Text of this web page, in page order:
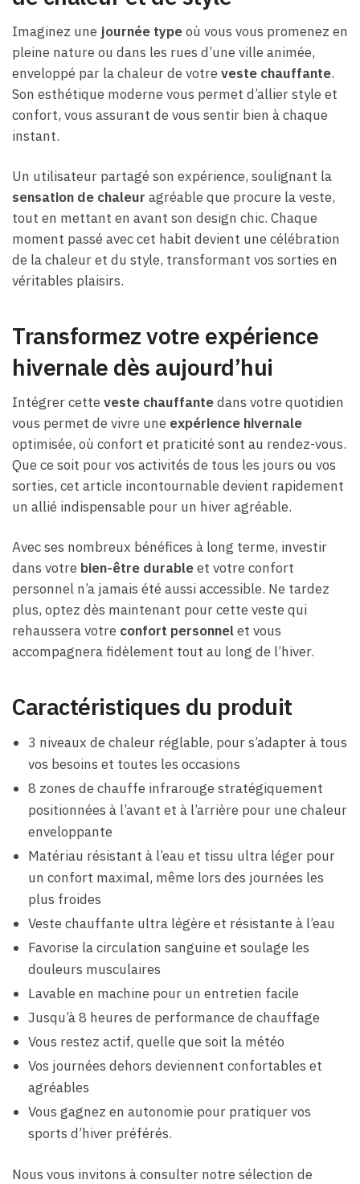
Imaginez une journée typeoù vous vous promenez en
pleine nature ou dans les rues d’une ville animée,
enveloppé par la chaleur de votreveste chauffante.
Son esthétique moderne vous permet d’allier style et
confort, vous assurant de vous sentir bien à chaque
instant.
Un utilisateur partagé son expérience, soulignant la
sensation de chaleur agréable que procure la veste,
tout en mettant en avant son design chic. Chaque
moment passé avec cet habit devient une célébration
de la chaleur et du style, transformant vos sorties en
véritables plaisirs.
Transformez votre expérience
hivernale dès aujourd’hui
Intégrer cetteveste chauffantedans votre quotidien
vous permet de vivre une expérience hivernale
optimisée, où confort et praticité sont au rendez-vous.
Que ce soit pour vos activités de tous les jours ou vos
sorties, cet article incontournable devient rapidement
un allié indispensable pour un hiver agréable.
Avec ses nombreux bénéfices à long terme, investir
dans votre bien-être durableet votre confort
personnel n’a jamais été aussi accessible. Ne tardez
plus, optez dès maintenant pour cette veste qui
rehaussera votre confort personnelet vous
accompagnera fidèlement tout au long de l’hiver.
Caractéristiques du produit
3 niveaux de chaleur réglable, pour s’adapter à tous
vos besoins et toutes les occasions
8 zones de chauffe infrarouge stratégiquement
positionnées à l’avant et à l’arrière pour une chaleur
enveloppante
Matériau résistant à l’eau et tissu ultra léger pour
un confort maximal, même lors des journées les
plus froides
Veste chauffante ultra légère et résistante à l’eau
Favorise la circulation sanguine et soulage les
douleurs musculaires
Lavable en machine pour un entretien facile
Jusqu’à 8 heures de performance de chauffage
Vous restez actif, quelle que soit la météo
Vos journées dehors deviennent confortables et
agréables
Vous gagnez en autonomie pour pratiquer vos
sports d’hiver préférés.
Nous vous invitons à consulter notre sélection de